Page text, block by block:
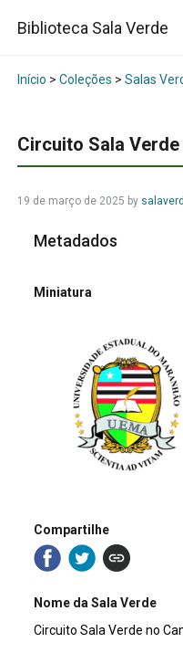
Biblioteca Sala Verde
Início > Coleções > Salas
Circuito Sala
19 de março de 2025 by
Metadados
Miniatura
Compartilhe
Nome da Sala Verde
Circuito Sala Verde no